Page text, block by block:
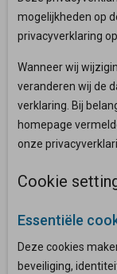
mogelijkheden op
privacyverklaring
Wanneer wij
veranderen wij de
verklaring. Bij
homepage
onze
Cookie
Essentiële
Deze cookies
beveiliging,